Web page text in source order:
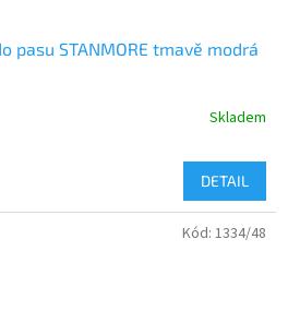
pasu STANMORE tmavě modrá
Skladem
DETAIL
Kód: 1334/48